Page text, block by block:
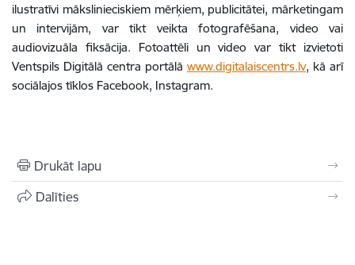
ilustratīvi mākslinieciskiem mērķiem, publicitātei, mārketingam
un intervijām, var tikt veikta fotografēšana, video vai
audiovizuāla fiksācija. Fotoattēli un video var tikt izvietoti
Ventspils Digitālā centra portālā www.digitalaiscentrs.lv, kā arī
sociālajos tīklos Facebook, Instagram.
Drukāt lapu
Dalīties